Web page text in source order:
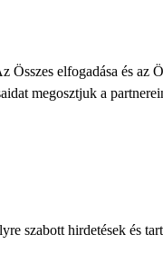
elfogadása és az
megosztjuk a
szabott hirdetések és